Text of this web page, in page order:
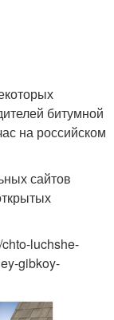
битумной
на российском
сайтов
luchshe-
gibkoy-